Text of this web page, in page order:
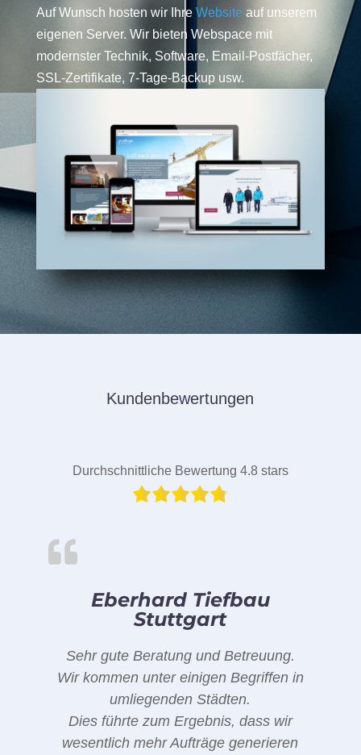
Auf Wunsch hosten wir Ihre Website auf unserem
eigenen Server. Wir bieten Webspace mit
modernster Technik, Software, Email-Postfächer,
SSL-Zertifikate, 7-Tage-Backup usw.
Kundenbewertungen
Durchschnittliche Bewertung 4.8 stars
Eberhard Tiefbau
Stuttgart
Sehr gute Beratung und Betreuung.
Wir kommen unter einigen Begriffen in
umliegenden Städten.
Dies führte zum Ergebnis, dass wir
wesentlich mehr Aufträge generieren